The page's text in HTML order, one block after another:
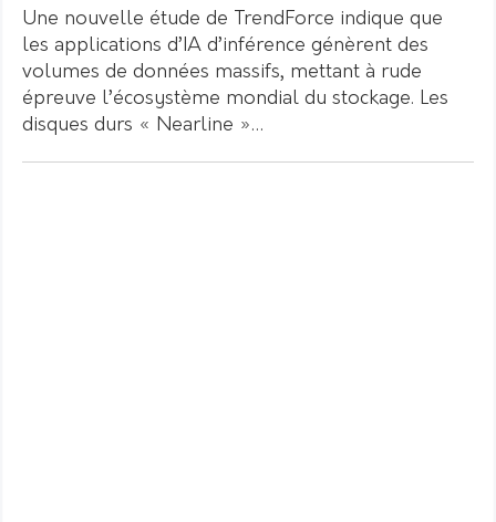
Une nouvelle étude de TrendForce indique que
les applications d’IA d’inférence génèrent des
volumes de données massifs, mettant à rude
épreuve l’écosystème mondial du stockage. Les
disques durs « Nearline »…